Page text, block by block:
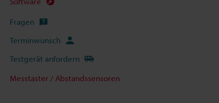
Fragen
Terminwunsch
Testgerät anfordern
Messtaster / Abstandssensoren